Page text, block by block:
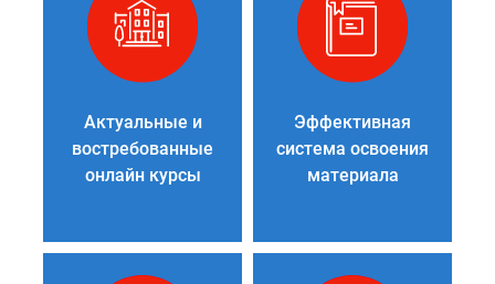
Актуальные и
востребованные
онлайн курсы
Эффективная
система освоения
материала